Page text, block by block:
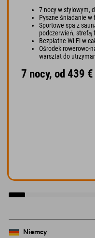
7 nocy w stylowym,
Pyszne śniadanie w
Sportowe spa z
podczerwień, strefą
Bezpłatne Wi-Fi w
Ośrodek rowerowo-
warsztat do
7 nocy, od 439
Niemcy